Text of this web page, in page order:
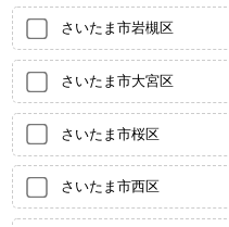
さいたま市岩槻区
さいたま市大宮区
さいたま市桜区
さいたま市西区